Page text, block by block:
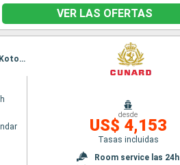
VER LAS OFERTAS
Itinerario : Barcelona, Menorca, Marsella, Calvi, La Spezia, Civitavecchia - Roma, La Valetta, Kotor, Split, Zadar, Trieste, Dubrovnik, Corfú, Messina (estrecho), Messine, Palma de Mallorca, Barcelona
desde
US$ 4,153
Tasas incluidas
Room service las 24h